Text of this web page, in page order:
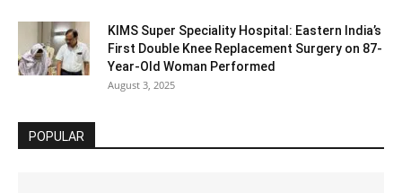
KIMS Super Speciality Hospital: Eastern India’s
First Double Knee Replacement Surgery on 87-
Year-Old Woman Performed
August 3, 2025
POPULAR